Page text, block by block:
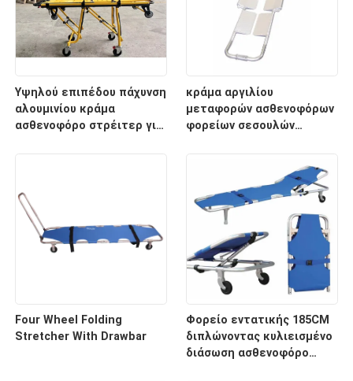
Υψηλού επιπέδου πάχυνση
αλουμινίου κράμα
ασθενοφόρο στρέιτερ για
νοσοκομειακή χρήση
κράμα αργιλίου
μεταφορών ασθενοφόρων
φορείων σεσουλών
Four Wheel Folding
Stretcher With Drawbar
Φορείο εντατικής 185CM
διπλώνοντας κυλιεισμένο
διάσωση ασθενοφόρο